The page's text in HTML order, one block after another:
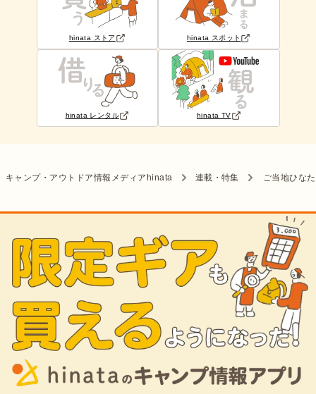
hinata ストア hinata スポット
hinata レンタル hinata TV
キャンプ・アウトドア情報メディアhinata 連載・特集 ご当地ひな